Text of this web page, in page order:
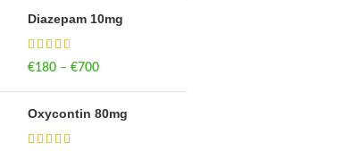
Diazepam 10mg
€180 – €700Price range: €180
Oxycontin 80mg